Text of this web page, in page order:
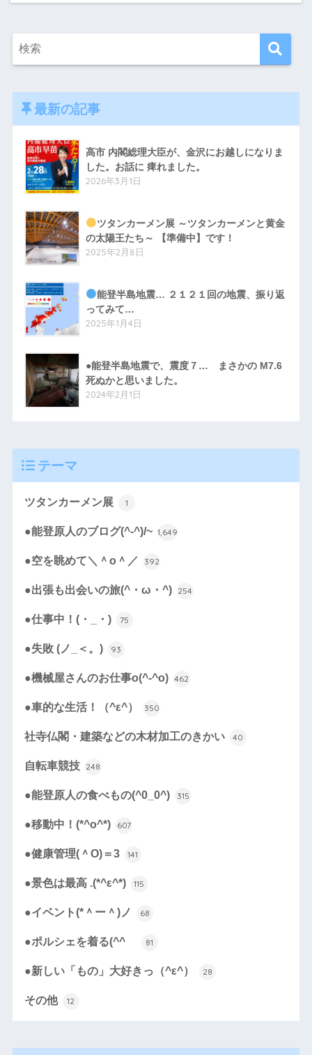
最新の記事
高市 内閣総理大臣が、金沢にお越しになりま
した。お話に 痺れました。
2026年3月1日
ツタンカーメン展 ～ツタンカーメンと黄金
の太陽王たち～ 【準備中】です！
2025年2月8日
能登半島地震… ２１２１回の地震、振り返
ってみて…
2025年1月4日
●能登半島地震で、震度７… まさかの M7.6
死ぬかと思いました。
2024年2月1日
テーマ
ツタンカーメン展 1
●能登原人のブログ(^-^)/~ 1,649
●空を眺めて＼＾o＾／ 392
●出張も出会いの旅(^・ω・^) 254
●仕事中！(・_・) 75
●失敗 (ノ_＜。) 93
●機械屋さんのお仕事o(^-^o) 462
●車的な生活！（^ε^） 350
社寺仏閣・建築などの木材加工のきかい 40
自転車競技 248
●能登原人の食べもの(^0_0^) 315
●移動中！(*^o^*) 607
●健康管理(＾O)＝3 141
●景色は最高 .(*^ε^*) 115
●イベント(*＾ー＾)ノ 68
●ポルシェを着る(^^ゞ 81
●新しい「もの」大好きっ（^ε^） 28
その他 12